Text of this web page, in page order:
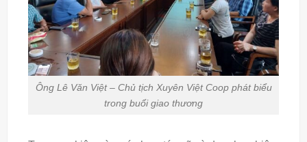
Ông Lê Văn Việt – Chủ tịch Xuyên Việt Coop phát biểu
trong buổi giao thương